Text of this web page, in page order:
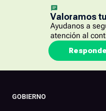
Valoramos
Ayudanos a
atención al
GOBIERNO